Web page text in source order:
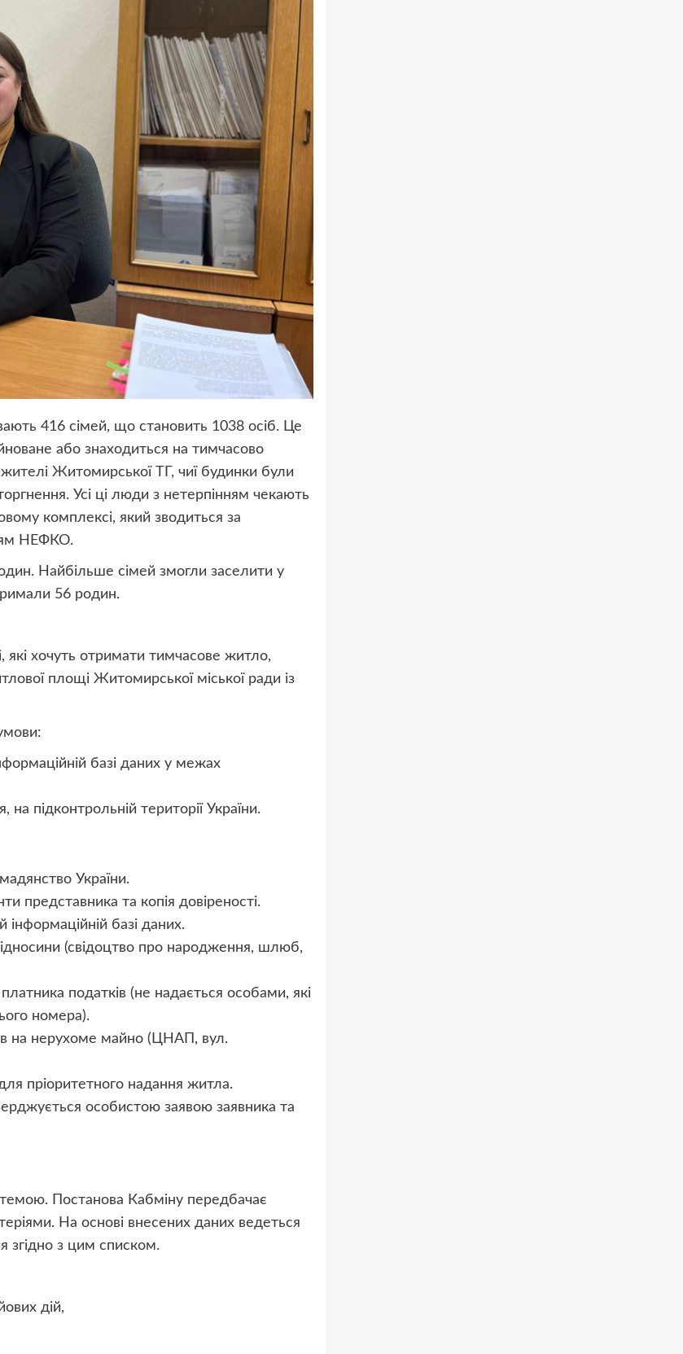
416 сімей, що становить 1038 осіб. Це
або знаходиться на тимчасово
жителі Житомирської ТГ, чиї будинки були
Усі ці люди з нетерпінням чекають
комплексі, який зводиться за
НЕФКО.
Найбільше сімей змогли заселити у
56 родин.
хочуть отримати тимчасове житло,
площі Житомирської міської ради із
базі даних у межах
підконтрольній території України.
України.
представника та копія довіреності.
базі даних.
(свідоцтво про народження, шлюб,
податків (не надається особами, які
номера).
на нерухоме майно (ЦНАП, вул.
пріоритетного надання житла.
особистою заявою заявника та
Постанова Кабміну передбачає
На основі внесених даних ведеться
згідно з цим списком.
дій,